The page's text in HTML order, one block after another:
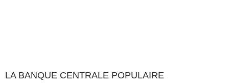
LA BANQUE CENTRALE POPULAIRE